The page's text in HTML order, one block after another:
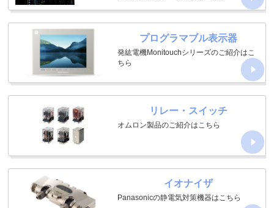
プログラマブル表示器
発紘電機Monitouchシリーズのご紹介はこ
ちら
リレー・スイッチ
オムロン製品のご紹介はこちら
イオナイザ
Panasonicの静電気対策機器はこちら